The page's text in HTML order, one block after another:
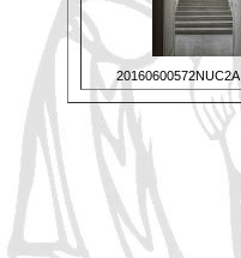
20160600572NUC2A